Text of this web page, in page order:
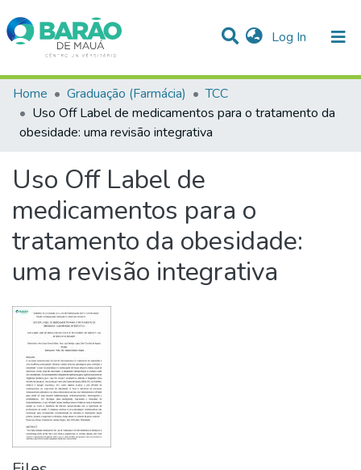
Log In (current)
Communities & Collections
Statistics
Home Graduação (Farmácia)
TCC
Uso Off Label de medicamentos para o tratamento da
obesidade: uma revisão integrativa
Uso Off Label de
medicamentos para o
tratamento da obesidade:
uma revisão integrativa